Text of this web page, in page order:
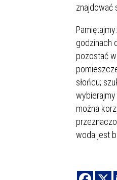
znajdować
godzinach
pozostać
słońcu;
można
woda jest